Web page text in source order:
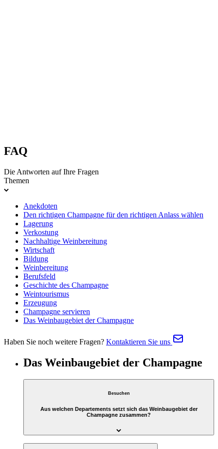
FAQ
Die Antworten auf Ihre Fragen
Themen
Anekdoten
Den richtigen Champagne für den richtigen Anlass wählen
Lagerung
Verkostung
Nachhaltige Weinbereitung
Wirtschaft
Bildung
Weinbereitung
Berufsfeld
Geschichte des Champagne
Weintourismus
Erzeugung
Champagne servieren
Das Weinbaugebiet der Champagne
Haben Sie noch weitere Fragen? Kontaktieren Sie uns
Das Weinbaugebiet der Champagne
Besuchen
Aus welchen Departements setzt sich das Weinbaugebiet der
Champagne zusammen?